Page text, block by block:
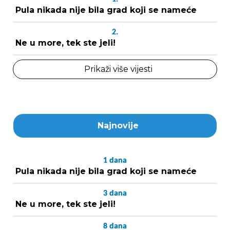
Pula nikada nije bila grad koji se nameće
2.
Ne u more, tek ste jeli!
Prikaži više vijesti
Najnovije
1 dana
Pula nikada nije bila grad koji se nameće
3 dana
Ne u more, tek ste jeli!
8 dana